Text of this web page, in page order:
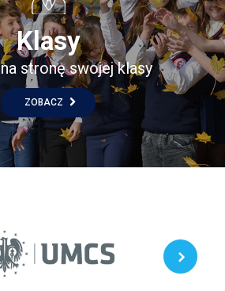
Klasy
stronę swojej klasy
ZOBACZ